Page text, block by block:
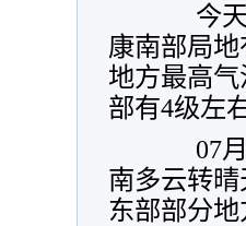
今天
康南部局
地方最高
部有4级左
07月
南多云转
东部部分